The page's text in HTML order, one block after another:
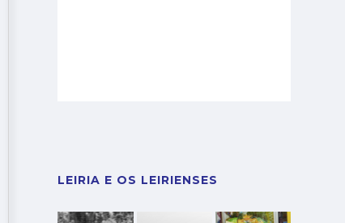
LEIRIA E OS LEIRIENSES